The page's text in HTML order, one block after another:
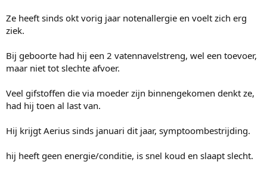
Ze heeft sinds okt vorig jaar notenallergie en voelt zich erg
ziek.
Bij geboorte had hij een 2 vatennavelstreng, wel een toevoer,
maar niet tot slechte afvoer.
Veel gifstoffen die via moeder zijn binnengekomen denkt ze,
had hij toen al last van.
Hij krijgt Aerius sinds januari dit jaar, symptoombestrijding.
hij heeft geen energie/conditie, is snel koud en slaapt slecht.